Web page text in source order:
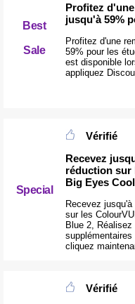
Best
Sale
Profitez
jusqu'à 59%
Profitez d'une
59% pour les
est disponible
appliquez
Special
Vérifié
Recevez
réduction sur
Big Eyes
Recevez
sur les
Blue 2,
cliquez
Vérifié